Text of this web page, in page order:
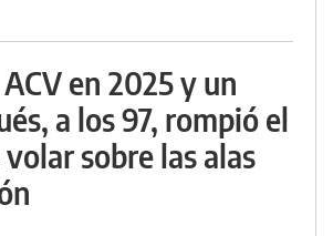
en 2025 y un
a los 97, rompió el
sobre las alas